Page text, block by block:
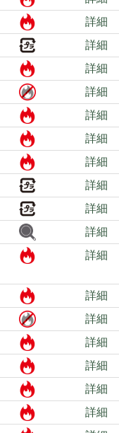
詳細
詳細
詳細
詳細
詳細
詳細
詳細
詳細
詳細
詳細
詳細
詳細
詳細
詳細
詳細
詳細
詳細